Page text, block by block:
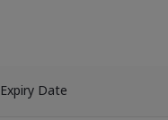
Expiry Date